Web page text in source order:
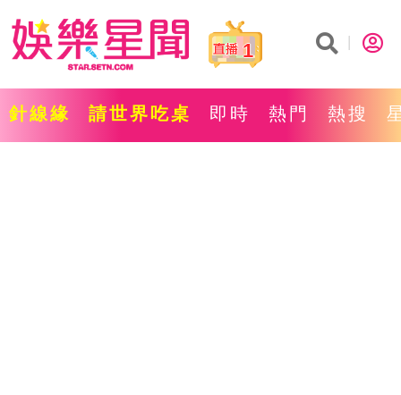
1
針線緣 請世界吃桌 即時 熱門 熱搜